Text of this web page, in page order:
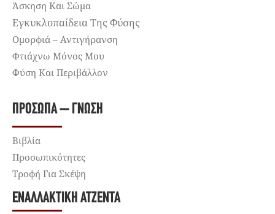
Άσκηση Και Σώμα
Εγκυκλοπαίδεια Της Φύσης
Ομορφιά – Αντιγήρανση
Φτιάχνω Μόνος Μου
Φύση Και Περιβάλλον
ΠΡΌΣΩΠΑ – ΓΝΏΣΗ
Βιβλία
Προσωπικότητες
Τροφή Για Σκέψη
ΕΝΑΛΛΑΚΤΙΚΉ ΑΤΖΈΝΤΑ